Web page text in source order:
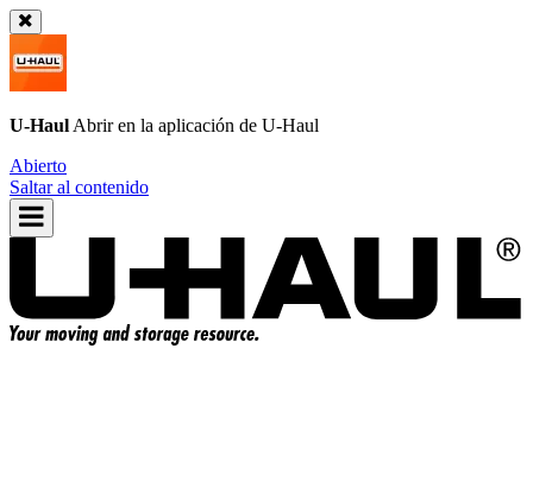
U-Haul Abrir en la aplicación de U-Haul
Abierto
Saltar al contenido